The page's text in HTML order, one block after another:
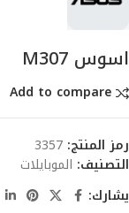
اسوس M307
Add to compare
رمز المنتج: 3357
التصنيف: الموبايلات
يشارك: